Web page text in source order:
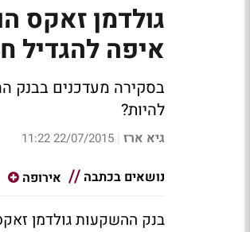
גולדמן זאקס
איפה להגדיל
בסקירה מעדכנים בבנק
להיות?
גיא ארז |
22/07/2015 11:22
נושאים בכתבה
אירופה
בנק ההשקעות גולדמן